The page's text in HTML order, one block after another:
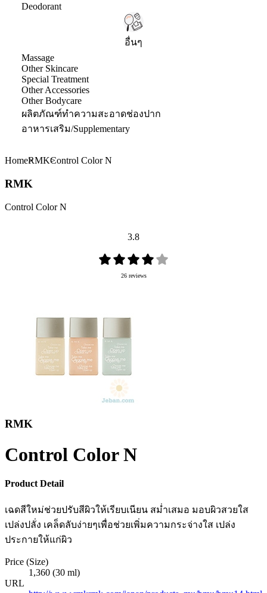
Deodorant
อื่นๆ
Massage
Other Skincare
Special Treatment
Other Accessories
Other Bodycare
ผลิตภัณฑ์ทำความสะอาดช่องปาก
อาหารเสริม/Supplementary
HomeRMKControl Color N
RMK
Control Color N
3.8
26 reviews
RMK
Control Color N
Product Detail
เฉดสีใหม่ช่วยปรับสีผิวให้เรียบเนียน สม่ำเสมอ มอบผิวสวยใส
เปล่งปลั่ง เคล็ดลับง่ายๆเพื่อช่วยเพิ่มความกระจ่างใส เปล่ง
ประกายให้แก่ผิว
Price (Size)
1,360 (30 ml)
URL